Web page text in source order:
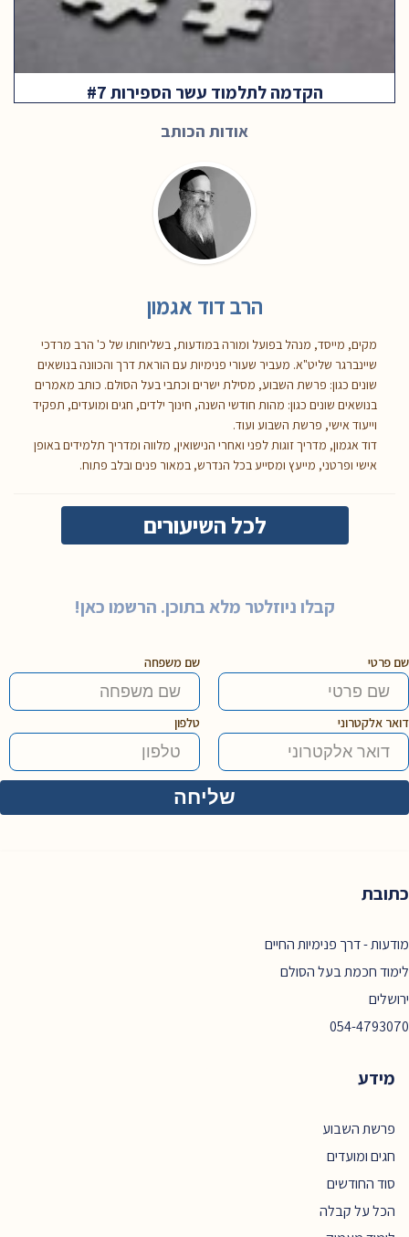
הקדמה לתלמוד עשר הספירות #7
אודות הכותב
הרב דוד אגמון
מקים, מייסד, מנהל בפועל ומורה במודעות, בשליחותו של כ' הרב מרדכי
שיינברגר שליט"א. מעביר שעורי פנימיות עם הוראת דרך והכוונה בנושאים
שונים כגון: פרשת השבוע, מסילת ישרים וכתבי בעל הסולם. כותב מאמרים
בנושאים שונים כגון: מהות חודשי השנה, חינוך ילדים, חגים ומועדים, תפקיד
וייעוד אישי, פרשת השבוע ועוד.
דוד אגמון, מדריך זוגות לפני ואחרי הנישואין, מלווה ומדריך תלמידים באופן
אישי ופרטני, מייעץ ומסייע בכל הנדרש, במאור פנים ובלב פתוח.
לכל השיעורים
קבלו ניוזלטר מלא בתוכן. הרשמו כאן!
שם פרטי שם משפחה
דואר אלקטרוני טלפון
כתובת
מודעות - דרך פנימיות החיים
לימוד חכמת בעל הסולם
ירושלים
054-4793070
מידע
פרשת השבוע
חגים ומועדים
סוד החודשים
הכל על קבלה